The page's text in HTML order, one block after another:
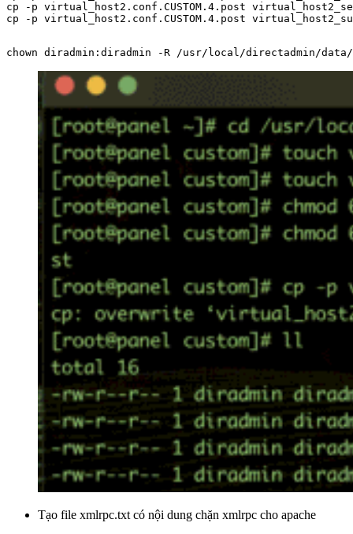
cp -p virtual_host2.conf.CUSTOM.4.post
cp -p virtual_host2.conf.CUSTOM.4.post
chown diradmin:diradmin -R /usr/local/directadmin/data/
Tạo file xmlrpc.txt có nội dung chặn xmlrpc cho apache